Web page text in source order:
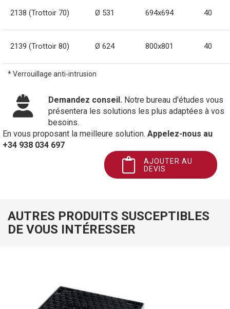
2138 (Trottoir 70) Ø 531 694x694 40
2139 (Trottoir 80) Ø 624 800x801 40
* Verrouillage anti-intrusion
Demandez conseil. Notre bureau d'études vous
présentera les solutions les plus adaptées à vos
besoins.
En vous proposant la meilleure solution. Appelez-nous au
+34 938 034 697
AJOUTER AU
DEVIS
AUTRES PRODUITS SUSCEPTIBLES
DE VOUS INTÉRESSER